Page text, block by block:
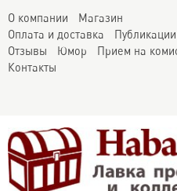
О компании
Магазин
Оплата и доставка
Публикации
Отзывы
Юмор
Прием на
Контакты